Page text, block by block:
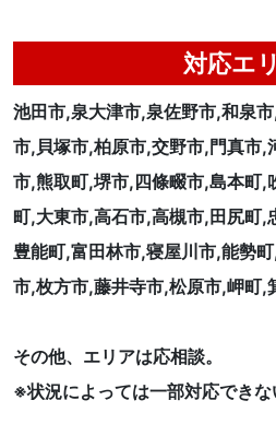
対応エ
池田市,泉大津市,泉佐野市,和泉
市,貝塚市,柏原市,交野市,門真市,
市,熊取町,堺市,四條畷市,島本町,
町,大東市,高石市,高槻市,田尻町,
豊能町,富田林市,寝屋川市,能勢
市,枚方市,藤井寺市,松原市,岬町,
その他、エリアは応相談。
※状況によっては一部対応できな